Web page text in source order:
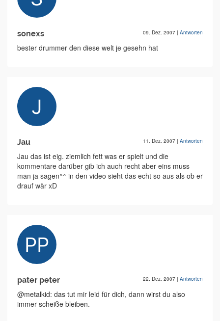
sonexs 09. Dez. 2007 | Antworten
bester drummer den diese welt je gesehn hat
Jau 11. Dez. 2007 | Antworten
Jau das ist eig. ziemlich fett was er spielt und die
kommentare darüber gib ich auch recht aber eins muss
man ja sagen^^ in den video sieht das echt so aus als ob er
drauf wär xD
pater peter 22. Dez. 2007 | Antworten
@metalkid: das tut mir leid für dich, dann wirst du also
immer scheiße bleiben.